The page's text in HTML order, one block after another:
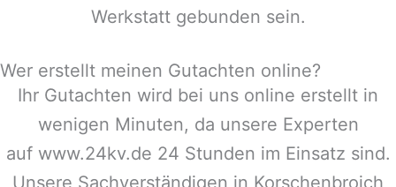
Werkstatt gebunden sein.
Wer erstellt meinen Gutachten online?
Ihr Gutachten wird bei uns online erstellt in
wenigen Minuten, da unsere Experten
auf www.24kv.de 24 Stunden im Einsatz sind.